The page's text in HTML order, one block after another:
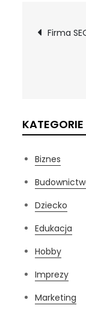
Firma
KATEGORIE
Biznes
Dziecko
Edukacja
Hobby
Imprezy
Marketing